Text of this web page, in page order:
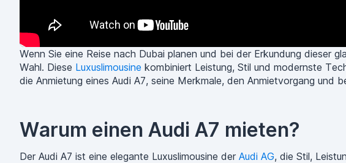
Wenn Sie eine Reise nach Dubai planen und bei der Erkundung dieser
Wahl. Diese Luxuslimousine kombiniert Leistung, Stil und modernste
die Anmietung eines Audi A7, seine Merkmale, den Anmietvorgang und
Warum einen Audi A7 mieten?
Der Audi A7 ist eine elegante Luxuslimousine der Audi AG, die Stil,